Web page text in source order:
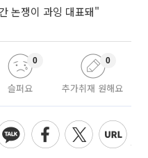
논쟁이 과잉 대표돼"
슬퍼요
0
추가취재 원해요
0